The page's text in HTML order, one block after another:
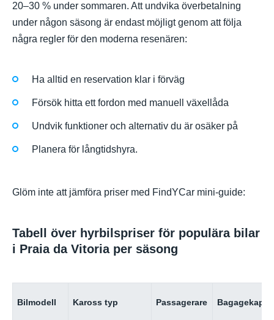
20–30 % under sommaren. Att undvika överbetalning
under någon säsong är endast möjligt genom att följa
några regler för den moderna resenären:
Ha alltid en reservation klar i förväg
Försök hitta ett fordon med manuell växellåda
Undvik funktioner och alternativ du är osäker på
Planera för långtidshyra.
Glöm inte att jämföra priser med FindYCar mini-guide:
Tabell över hyrbilspriser för populära bilar
i Praia da Vitoria per säsong
Bilmodell Kaross typ Passagerare